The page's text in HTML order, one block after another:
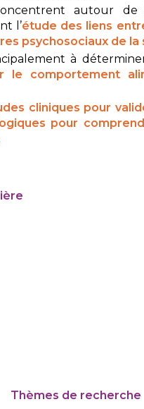
autour de
l’étude des liens
psychosociaux de la
à
le comportement
cliniques pour
pour
Thèmes de recherche